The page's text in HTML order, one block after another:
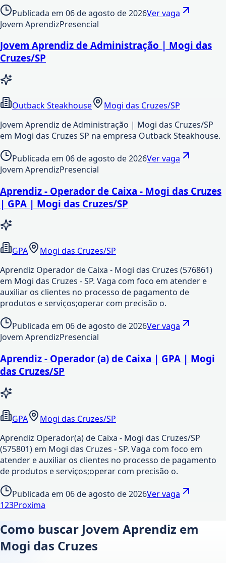
Publicada em 06 de agosto de 2026Ver vaga
Jovem AprendizPresencial
Jovem Aprendiz de Administração | Mogi das
Cruzes/SP
Outback Steakhouse
Mogi das Cruzes/SP
Jovem Aprendiz de Administração | Mogi das Cruzes/SP
em Mogi das Cruzes SP na empresa Outback Steakhouse.
Publicada em 06 de agosto de 2026Ver vaga
Jovem AprendizPresencial
Aprendiz - Operador de Caixa - Mogi das Cruzes
| GPA | Mogi das Cruzes/SP
GPA
Mogi das Cruzes/SP
Aprendiz Operador de Caixa - Mogi das Cruzes (576861)
em Mogi das Cruzes - SP. Vaga com foco em atender e
auxiliar os clientes no processo de pagamento de
produtos e serviços;operar com precisão o.
Publicada em 06 de agosto de 2026Ver vaga
Jovem AprendizPresencial
Aprendiz - Operador (a) de Caixa | GPA | Mogi
das Cruzes/SP
GPA
Mogi das Cruzes/SP
Aprendiz Operador(a) de Caixa - Mogi das Cruzes/SP
(575801) em Mogi das Cruzes - SP. Vaga com foco em
atender e auxiliar os clientes no processo de pagamento
de produtos e serviços;operar com precisão o.
Publicada em 06 de agosto de 2026Ver vaga
123Proxima
Como buscar Jovem Aprendiz em
Mogi das Cruzes